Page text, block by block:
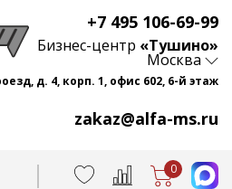
+7 495 106-69-99
zakaz@alfa-ms.ru
Бизнес-центр «Тушино»
Москва
д. 4, корп. 1, офис 602, 6-й этаж
0